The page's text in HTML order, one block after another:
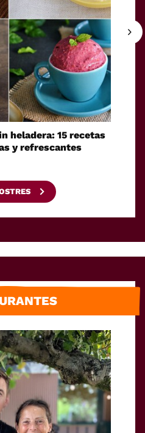
heladera: 15 recetas
y refrescantes